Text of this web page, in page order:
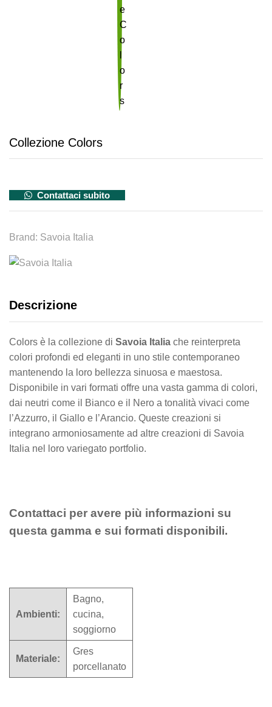
Collezione Colors
Contattaci subito
Brand: Savoia Italia
Descrizione
Colors è la collezione di Savoia Italia che reinterpreta
colori profondi ed eleganti in uno stile contemporaneo
mantenendo la loro bellezza sinuosa e maestosa.
Disponibile in vari formati offre una vasta gamma di colori,
dai neutri come il Bianco e il Nero a tonalità vivaci come
l’Azzurro, il Giallo e l’Arancio. Queste creazioni si
integrano armoniosamente ad altre creazioni di Savoia
Italia nel loro variegato portfolio.
Contattaci per avere più informazioni su
questa gamma e sui formati disponibili.
Ambienti:
Bagno,
cucina,
soggiorno
Materiale:
Gres
porcellanato